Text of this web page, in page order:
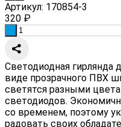
Артикул: 170854-3
320 ₽
Светодиодная гирлянда
виде прозрачного ПВХ
светятся разными
светодиодов.
со временем, поэтому
радовать своих